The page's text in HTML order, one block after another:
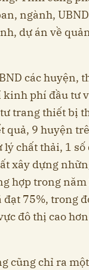
ngành,
dự án về
các huyện,
phí đầu tư
trang thiết bị
quả, 9 huyện
lý chất thải, 1
xây dựng
hợp trong
75%, trong
đô thị cao
cũng chỉ ra